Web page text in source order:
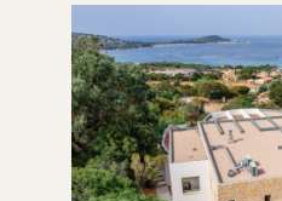
Magazine ORSOL
Trouvez l’inspiration en
l’esthétique et les